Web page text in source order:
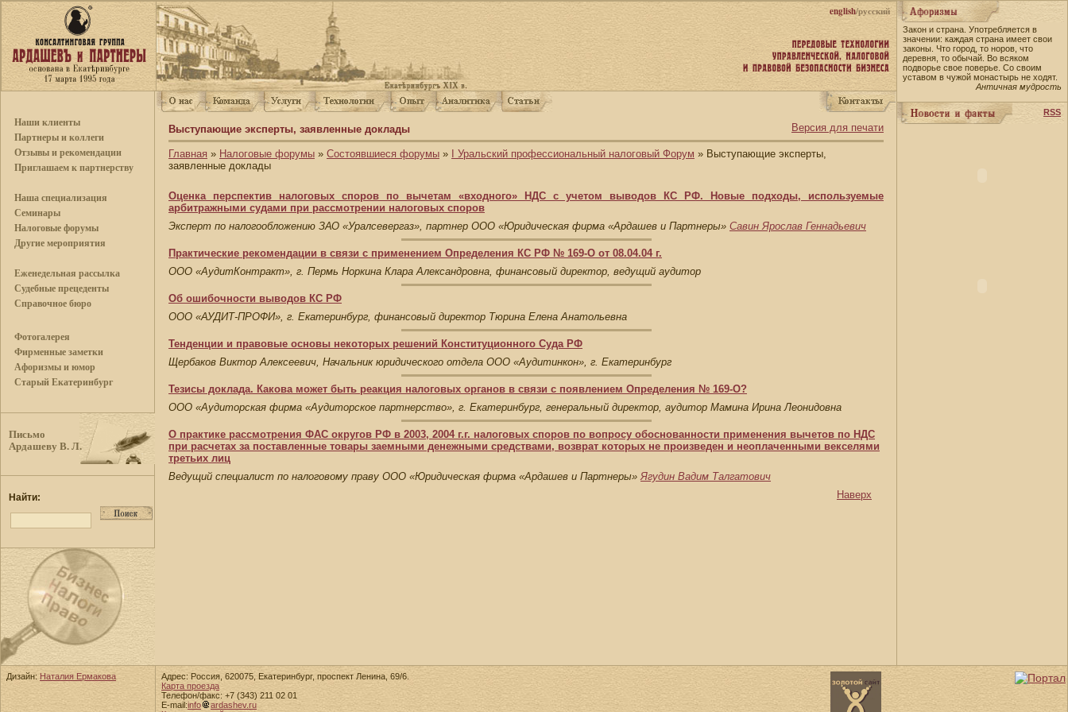
english/русский
Наши клиенты
Партнеры и коллеги
Отзывы и рекомендации
Приглашаем к партнерству
Наша специализация
Семинары
Налоговые форумы
Другие мероприятия
Еженедельная рассылка
Судебные прецеденты
Справочное бюро
Фотогалерея
Фирменные заметки
Афоризмы и юмор
Старый Екатеринбург
Письмо
Ардашеву В. Л.
Найти:
Версия для печати
Выступающие эксперты, заявленные доклады
Главная » Налоговые форумы » Состоявшиеся форумы » I Уральский профессиональный налоговый Форум » Выступающие эксперты,
заявленные доклады
Оценка перспектив налоговых споров по вычетам «входного» НДС с учетом выводов КС РФ. Новые подходы, используемые
арбитражными судами при рассмотрении налоговых споров
Эксперт по налогообложению ЗАО «Уралсевергаз», партнер ООО «Юридическая фирма «Ардашев и Партнеры» Савин Ярослав Геннадьевич
Практические рекомендации в связи с применением Определения КС РФ № 169-О от 08.04.04 г.
ООО «АудитКонтракт», г. Пермь Норкина Клара Александровна, финансовый директор, ведущий аудитор
Об ошибочности выводов КС РФ
ООО «АУДИТ-ПРОФИ», г. Екатеринбург, финансовый директор Тюрина Елена Анатольевна
Тенденции и правовые основы некоторых решений Конституционного Суда РФ
Щербаков Виктор Алексеевич, Начальник юридического отдела ООО «Аудитинкон», г. Екатеринбург
Тезисы доклада. Какова может быть реакция налоговых органов в связи с появлением Определения № 169-О?
ООО «Аудиторская фирма «Аудиторское партнерство», г. Екатеринбург, генеральный директор, аудитор Мамина Ирина Леонидовна
О практике рассмотрения ФАС округов РФ в 2003, 2004 г.г. налоговых споров по вопросу обоснованности применения вычетов по НДС
при расчетах за поставленные товары заемными денежными средствами, возврат которых не произведен и неоплаченными векселями
третьих лиц
Ведущий специалист по налоговому праву ООО «Юридическая фирма «Ардашев и Партнеры» Ягудин Вадим Талгатович
Наверх
Закон и страна. Употребляется в
значении: каждая страна имеет свои
законы. Что город, то норов, что
деревня, то обычай. Во всяком
подворье свое поверье. Со своим
уставом в чужой монастырь не ходят.
Античная мудрость
RSS
Дизайн: Наталия Ермакова
Адрес: Россия, 620075, Екатеринбург, проспект Ленина, 69/6.
Карта проезда
Телефон/факс: +7 (343) 211 02 01
E-mail:info
ardashev.ru